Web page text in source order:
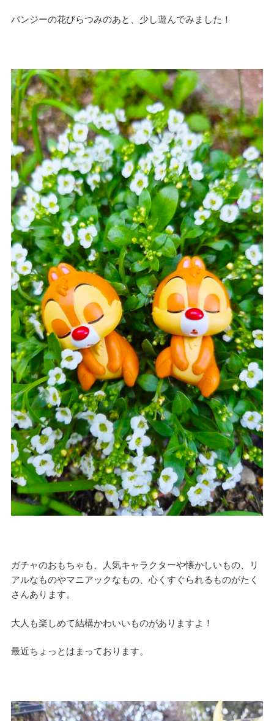
パンジーの花びらつみのあと、少し遊んでみました！
ガチャのおもちゃも、人気キャラクターや懐かしいもの、リ
アルなものやマニアックなもの、心くすぐられるものがたく
さんあります。
大人も楽しめて結構かわいいものがありますよ！
最近ちょっとはまっております。